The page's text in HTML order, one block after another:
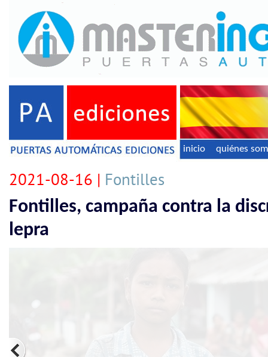
inicio quiénes
2021-08-16 | Fontilles
Fontilles, campaña contra la
lepra